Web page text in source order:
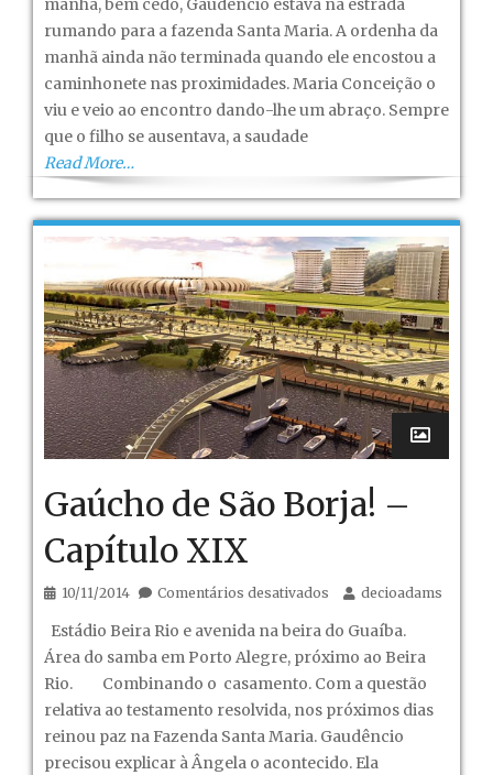
manhã, bem cedo, Gaudêncio estava na estrada
rumando para a fazenda Santa Maria. A ordenha da
manhã ainda não terminada quando ele encostou a
caminhonete nas proximidades. Maria Conceição o
viu e veio ao encontro dando-lhe um abraço. Sempre
que o filho se ausentava, a saudade
Read More…
Gaúcho de São Borja! –
Capítulo XIX
10/11/2014 Comentários desativados em
–
decioadams
Estádio Beira Rio e avenida na beira do Guaíba.
Área do samba em Porto Alegre, próximo ao Beira
Rio. Combinando o casamento. Com a questão
relativa ao testamento resolvida, nos próximos dias
reinou paz na Fazenda Santa Maria. Gaudêncio
precisou explicar à Ângela o acontecido. Ela